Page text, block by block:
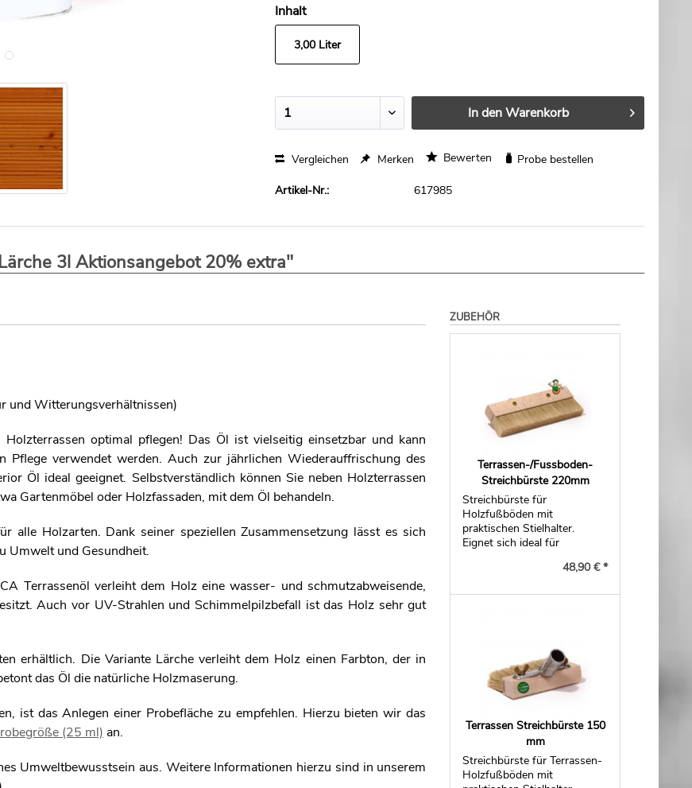
Inhalt
3,00 Liter
In denWarenkorb
Vergleichen Merken Bewerten Probe bestellen
Artikel-Nr.: 617985
3l Aktionsangebot 20% extra"
und Witterungsverhältnissen)
optimal pflegen! Das Öl ist vielseitig einsetzbar und kann
Pflege verwendet werden. Auch zur jährlichen Wiederauffrischung des
Öl ideal geeignet. Selbstverständlich können Sie neben Holzterrassen
Gartenmöbel oder Holzfassaden, mit dem Öl behandeln.
alle Holzarten. Dank seiner speziellen Zusammensetzung lässt es sich
Umwelt und Gesundheit.
Terrassenöl verleiht dem Holz eine wasser- und schmutzabweisende,
Auch vor UV-Strahlen und Schimmelpilzbefall ist das Holz sehr gut
erhältlich. Die Variante Lärche verleiht dem Holz einen Farbton, der in
das Öl die natürliche Holzmaserung.
ist das Anlegen einer Probefläche zu empfehlen. Hierzu bieten wir das
(25 ml) an.
Umweltbewusstsein aus. Weitere Informationen hierzu sind in unserem
ZUBEHÖR
Terrassen-/Fussboden-
Streichbürste 220mm
Streichbürste für
Holzfußböden mit
praktischen Stielhalter.
Eignet sich ideal für
48,90 € *
Terrassen Streichbürste 150
mm
Streichbürste für Terrassen-
Holzfußböden mit